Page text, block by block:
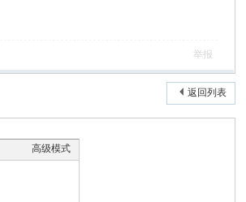
举报
返回列表
高级模式